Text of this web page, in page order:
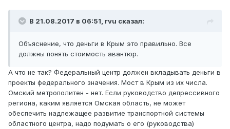
В 21.08.2017 в 06:51, rvu сказал:
Объяснение, что деньги в Крым это правильно. Все
должны понять стоимость авантюр.
А что не так? Федеральный центр должен вкладывать деньги в
проекты федерального значения. Мост в Крым из их числа.
Омский метрополитен - нет. Если руководство депрессивного
региона, каким является Омская область, не может
обеспечить надлежащее развитие транспортной системы
областного центра, надо подумать о его (руководства)